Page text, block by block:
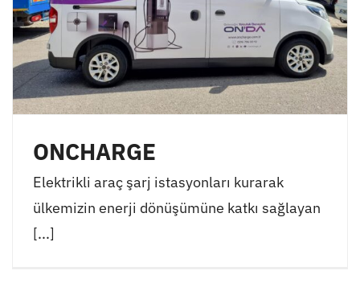
ONCHARGE
Elektrikli araç şarj istasyonları kurarak
ülkemizin enerji dönüşümüne katkı sağlayan
[...]